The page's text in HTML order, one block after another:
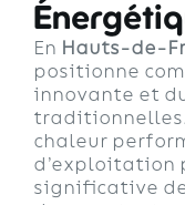
En Hauts-de-
positionne
innovante et
traditionnelles.
chaleur
d’exploitation
significative